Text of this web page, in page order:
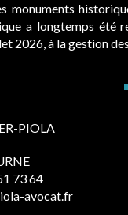
monuments
a longtemps été
2026, à la gestion
PIOLA
73 64
avocat.fr